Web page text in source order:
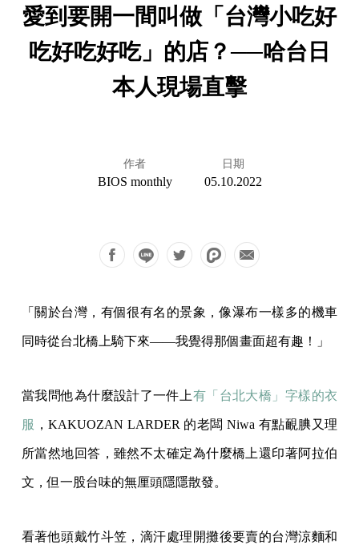
愛到要開一間叫做「台灣小吃好
吃好吃好吃」的店？──哈台日
本人現場直擊
作者
BIOS monthly
日期
05.10.2022
「關於台灣，有個很有名的景象，像瀑布一樣多的機車
同時從台北橋上騎下來——我覺得那個畫面超有趣！」
當我問他為什麼設計了一件上有「台北大橋」字樣的衣
服 ，KAKUOZAN LARDER 的老闆 Niwa 有點靦腆又理
所當然地回答，雖然不太確定為什麼橋上還印著阿拉伯
文，但一股台味的無厘頭隱隱散發。
看著他頭戴竹斗笠，滴汗處理開攤後要賣的台灣涼麵和